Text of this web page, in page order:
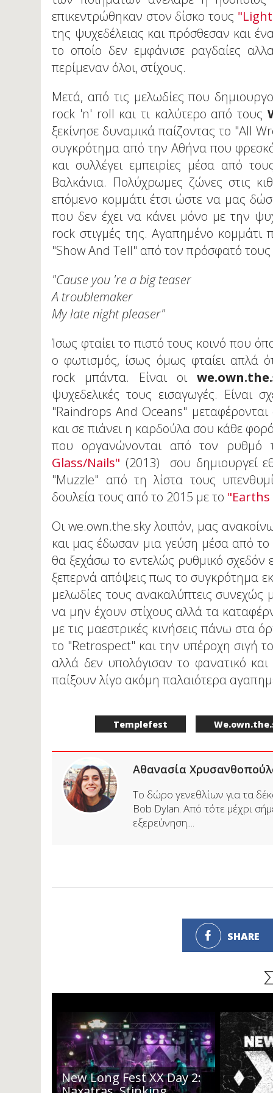
επικεντρώθηκαν στον δίσκο τους
της ψυχεδέλειας και πρόσθεσαν και
το οποίο δεν εμφάνισε ραγδαίες
περίμεναν όλοι, στίχους.
Μετά, από τις μελωδίες που
rock 'n' roll και τι καλύτερο από τους
ξεκίνησε δυναμικά παίζοντας το "All
συγκρότημα από την Αθήνα που
και συλλέγει εμπειρίες μέσα από
Βαλκάνια. Πολύχρωμες ζώνες στις
επόμενο κομμάτι έτσι ώστε να μας
που δεν έχει να κάνει μόνο με την
rock στιγμές της. Αγαπημένο
"Show And Tell" από τον πρόσφατό τους
"Cause you 're a big teaser
A troublemaker
My late night pleaser"
Ίσως φταίει το πιστό τους κοινό που
ο φωτισμός, ίσως όμως φταίει απλά
rock μπάντα. Είναι οι
ψυχεδελικές τους εισαγωγές. Είναι
"Raindrops And Oceans"
και σε πιάνει η καρδούλα σου κάθε
που οργανώνονται από τον ρυθμό
Glass/Nails" (2013) σου δημιουργεί
"Muzzle" από τη λίστα τους
δουλεία τους από το 2015 με το "Earths
Οι we.own.the.sky λοιπόν, μας
και μας έδωσαν μια γεύση μέσα από
θα ξεχάσω το εντελώς ρυθμικό σχεδόν
ξεπερνά απόψεις πως το συγκρότημα
μελωδίες τους ανακαλύπτεις συνεχώς
να μην έχουν στίχους αλλά τα
με τις μαεστρικές κινήσεις πάνω στα
το "Retrospect" και την υπέροχη σιγή
αλλά δεν υπολόγισαν το φανατικό
παίξουν λίγο ακόμη παλαιότερα
Templefest
Αθανασία
Το δώρο γενεθλίων για τα
Bob Dylan. Από τότε μέχρι
εξερεύνηση....
SHARE
New Long Fest XX Day 2: